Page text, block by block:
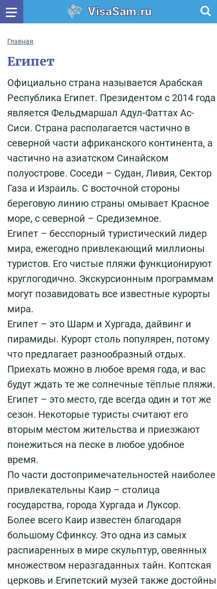
VisaSam.ru
Главная
Египет
Официально страна называется Арабская
Республика Египет. Президентом с 2014 года
является Фельдмаршал Адул-Фаттах Ас-
Сиси. Страна располагается частично в
северной части африканского континента, а
частично на азиатском Синайском
полуострове. Соседи – Судан, Ливия, Сектор
Газа и Израиль. С восточной стороны
береговую линию страны омывает Красное
море, с северной – Средиземное.
Египет – бесспорный туристический лидер
мира, ежегодно привлекающий миллионы
туристов. Его чистые пляжи функционируют
круглогодично. Экскурсионным программам
могут позавидовать все известные курорты
мира.
Египет – это Шарм и Хургада, дайвинг и
пирамиды. Курорт столь популярен, потому
что предлагает разнообразный отдых.
Приехать можно в любое время года, и вас
будут ждать те же солнечные тёплые пляжи.
Египет – это место, где всегда один и тот же
сезон. Некоторые туристы считают его
вторым местом жительства и приезжают
понежиться на песке в любое удобное
время.
По части достопримечательностей наиболее
привлекательны Каир – столица
государства, города Хургада и Луксор.
Более всего Каир известен благодаря
большому Сфинксу. Это одна из самых
распиаренных в мире скульптур, овеянных
множеством неразгаданных тайн. Коптская
церковь и Египетский музей также достойны